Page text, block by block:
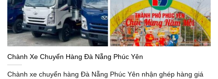
Chành Xe Chuyển Hàng Đà Nẵng Phúc Yên
Chành xe chuyển hàng Đà Nẵng Phúc Yên nhận ghép hàng giá